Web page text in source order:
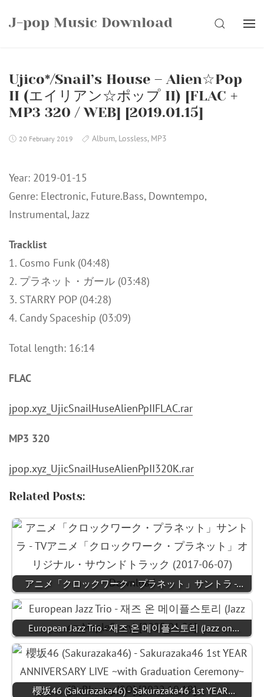
J-pop Music Download SEARCH
Ujico*/Snail’s House – Alien☆Pop
II (エイリアン☆ポップ II) [FLAC +
MP3 320 / WEB] [2019.01.15]
20 February 2019 Album, Lossless, MP3
Year: 2019-01-15
Genre: Electronic, Future.Bass, Downtempo,
Instrumental, Jazz
Tracklist
1. Cosmo Funk (04:48)
2. プラネット・ガール (03:48)
3. STARRY POP (04:28)
4. Candy Spaceship (03:09)
Total length: 16:14
FLAC
jpop.xyz_UjicSnailHuseAlienPpIIFLAC.rar
MP3 320
jpop.xyz_UjicSnailHuseAlienPpII320K.rar
Related Posts:
アニメ「クロックワーク・プラネット」サントラ -…
European Jazz Trio - 재즈 온 메이플스토리 (Jazz on…
櫻坂46 (Sakurazaka46) - Sakurazaka46 1st YEAR…